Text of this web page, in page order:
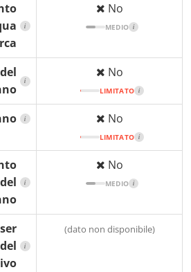
i
No
MEDIO i
i
No
LIMITATO i
i No
LIMITATO i
i
No
MEDIO i
i
(dato non disponibile)